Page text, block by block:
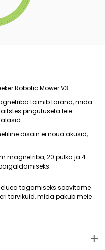
Robotic Mower V3.
toimib tarana, mida
pingutuseta teie
disain ei nõua akusid,
magnetriba, 20 pulka ja 4
tagamiseks soovitame
tarvikuid, mida pakub meie